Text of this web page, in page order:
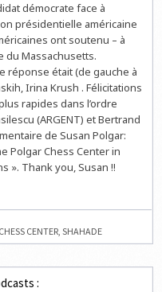
RÉPONSE
LA
QUESTION
PEOPLE
DU
démocrate face à
présidentielle américaine
ont soutenu – à
du Massachusetts.
réponse était (de gauche à
Irina Krush . Félicitations
rapides dans l’ordre
(ARGENT) et Bertrand
de Susan Polgar:
Polgar Chess Center in
». Thank you, Susan !!
CENTER,SHAHADE
: